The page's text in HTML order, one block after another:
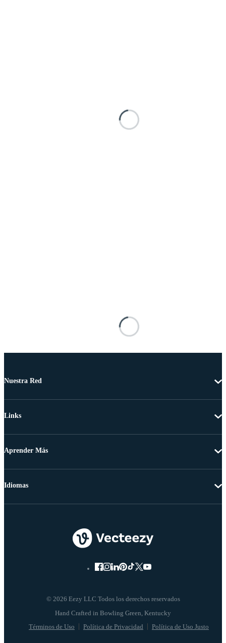
Nuestra Red
Links
Aprender Más
© 2026 Eezy LLC Todos los derechos reservados
Términos de Uso Política de Privacidad Política de Uso Justo
Idiomas